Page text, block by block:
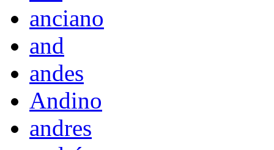
anciano
and
andes
Andino
andres